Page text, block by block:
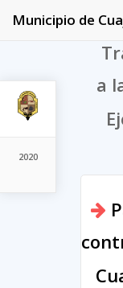
2020
Municipio de
a